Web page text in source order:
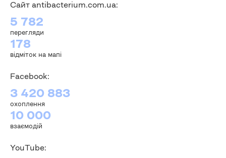
Сайт antibacterium.com.ua:
5 782
перегляди
178
відміток на мапі
Facebook:
3 420 883
охоплення
10 000
взаємодій
YouTube: